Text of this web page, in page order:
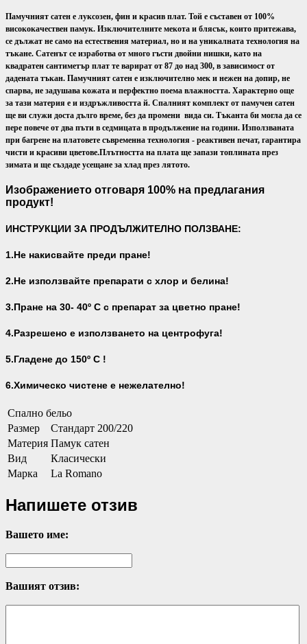
Памучният сатен е луксозен, фин и красив плат. Той е съставен от 100%
висококачествен памук. Изключителните мекота и блясък, които притежава,
се дължат не само на естествения материал, но и на уникалната технология на
тъкане. Сатенът се изработва от много гъсти двойни нишки, като на
квадратен сантиметър плат те варират от 87 до над 300, в зависимост от
дадената тъкан. Памучният сатен е изключително мек и нежен на допир, не
спарва, не задушава кожата и перфектно поема влажността. Характерно още
за тази материя е и издръжливостта й. Спалният комплект от памучен сатен
ще ви служи доста дълго време, без да промени вида си. Тъканта би могла да се
пере повече от два пъти в седмицата в продължение на години. Използваната
при багрене на платовете съвременна технология - реактивен печат, гарантира
чисти и красиви цветове.Плътността на плата ще запази топлината през
зимата и ще създаде усещане за хлад през лятото.
Изображението отговаря 100% на предлагания
продукт!
ИНСТРУКЦИИ ЗА ПРОДЪЛЖИТЕЛНО ПОЛЗВАНЕ:
1.Не накисвайте преди пране!
2.Не използвайте препарати с хлор и белина!
3.Пране на 30- 40º С с препарат за цветно пране!
4.Разрешено е използването на центрофуга!
5.Гладене до 150º С !
6.Химическо чистене е нежелателно!
Спално бельо
Размер
Стандарт 200/220
Материя Памук сатен
Вид
Класически
Марка
La Romano
Напишете отзив
Вашето име:
Вашият отзив: